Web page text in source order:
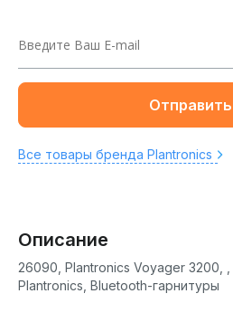
Отправить
Все товары бренда Plantronics
Описание
26090, Plantronics Voyager 3200, ,
Plantronics, Bluetooth-гарнитуры